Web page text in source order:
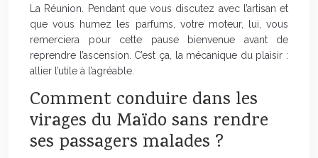
La Réunion. Pendant que vous discutez avec l’artisan et
que vous humez les parfums, votre moteur, lui, vous
remerciera pour cette pause bienvenue avant de
reprendre l’ascension. C’est ça, la mécanique du plaisir :
allier l’utile à l’agréable.
Comment conduire dans les
virages du Maïdo sans rendre
ses passagers malades ?